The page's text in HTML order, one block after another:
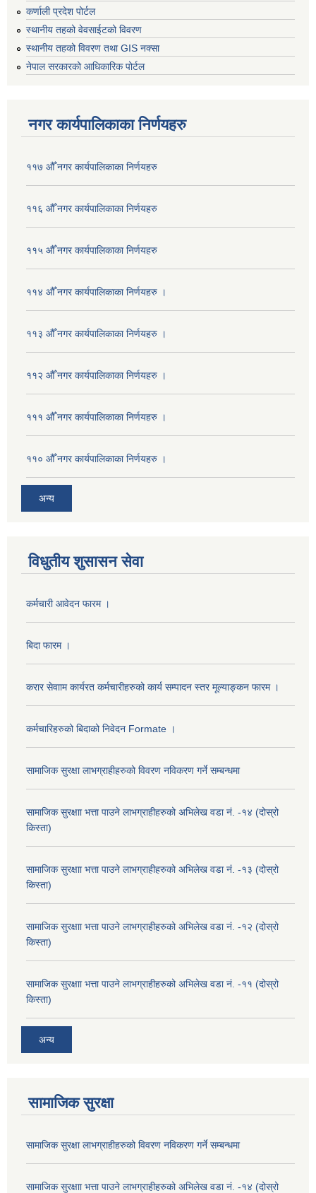
कर्णाली प्रदेश पोर्टल
स्थानीय तहको वेवसाईटको विवरण
स्थानीय तहको विवरण तथा GIS नक्सा
नेपाल सरकारको आधिकारिक पोर्टल
नगर कार्यपालिकाका निर्णयहरु
११७ औँ नगर कार्यपालिकाका निर्णयहरु
११६ औँ नगर कार्यपालिकाका निर्णयहरु
११५ औँ नगर कार्यपालिकाका निर्णयहरु
११४ औँ नगर कार्यपालिकाका निर्णयहरु ।
११३ औँ नगर कार्यपालिकाका निर्णयहरु ।
११२ औँ नगर कार्यपालिकाका निर्णयहरु ।
१११ औँ नगर कार्यपालिकाका निर्णयहरु ।
११० औँ नगर कार्यपालिकाका निर्णयहरु ।
अन्य
विधुतीय शुसासन सेवा
कर्मचारी आवेदन फारम ।
बिदा फारम ।
करार सेवााम कार्यरत कर्मचारीहरुको कार्य सम्पादन स्तर मूल्याङ्कन फारम ।
कर्मचारिहरुको बिदाको निवेदन Formate ।
सामाजिक सुरक्षा लाभग्राहीहरुको विवरण नविकरण गर्ने सम्बन्धमा
सामाजिक सुरक्षाा भत्ता पाउने लाभग्राहीहरुको अभिलेख वडा नं. -१४ (दोस्रो
किस्ता)
सामाजिक सुरक्षाा भत्ता पाउने लाभग्राहीहरुको अभिलेख वडा नं. -१३ (दोस्रो
किस्ता)
सामाजिक सुरक्षाा भत्ता पाउने लाभग्राहीहरुको अभिलेख वडा नं. -१२ (दोस्रो
किस्ता)
सामाजिक सुरक्षाा भत्ता पाउने लाभग्राहीहरुको अभिलेख वडा नं. -११ (दोस्रो
किस्ता)
अन्य
सामाजिक सुरक्षा
सामाजिक सुरक्षा लाभग्राहीहरुको विवरण नविकरण गर्ने सम्बन्धमा
सामाजिक सुरक्षाा भत्ता पाउने लाभग्राहीहरुको अभिलेख वडा नं. -१४ (दोस्रो